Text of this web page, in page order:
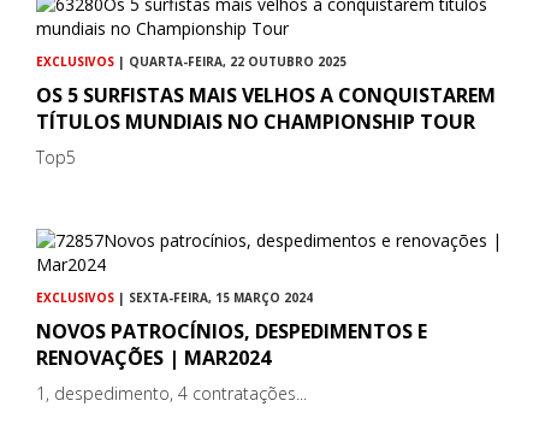
EXCLUSIVOS | QUARTA-FEIRA, 22 OUTUBRO 2025
OS 5 SURFISTAS MAIS VELHOS A CONQUISTAREM
TÍTULOS MUNDIAIS NO CHAMPIONSHIP TOUR
Top5
EXCLUSIVOS | SEXTA-FEIRA, 15 MARÇO 2024
NOVOS PATROCÍNIOS, DESPEDIMENTOS E
RENOVAÇÕES | MAR2024
1, despedimento, 4 contratações...